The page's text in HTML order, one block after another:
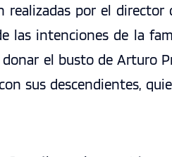
realizadas por el director
las intenciones de la
el busto de Arturo
sus descendientes,